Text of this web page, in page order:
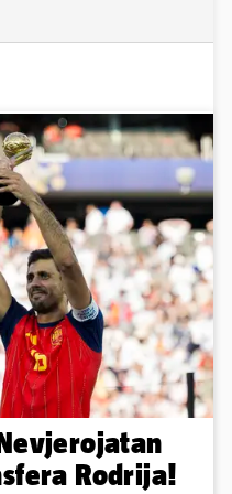
Rodrija!